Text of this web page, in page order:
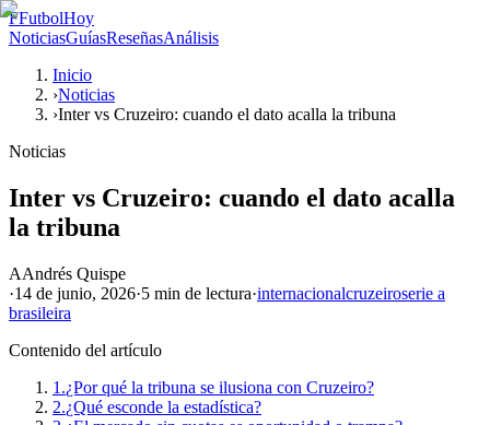
FFutbolHoy
NoticiasGuíasReseñasAnálisis
Inicio
›Noticias
›Inter vs Cruzeiro: cuando el dato acalla la tribuna
Noticias
Inter vs Cruzeiro: cuando el dato acalla
la tribuna
AAndrés Quispe
·14 de junio, 2026·5 min de lectura·internacionalcruzeiroserie a
brasileira
Contenido del artículo
1.¿Por qué la tribuna se ilusiona con Cruzeiro?
2.¿Qué esconde la estadística?